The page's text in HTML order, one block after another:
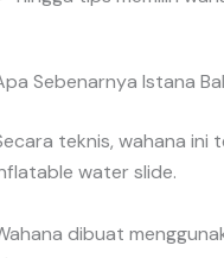
Sebenarnya Istana
teknis, wahana
water slide.
dibuat